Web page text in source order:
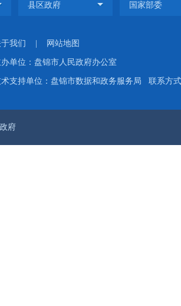
我们 网站地图
办单位：盘锦市人民政府办公室
支持单位：盘锦市数据和政务服务局 联系方
府